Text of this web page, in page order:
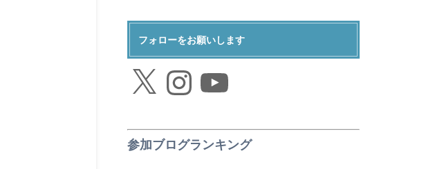
フォローをお願いします
Instagram
参加ブログランキング